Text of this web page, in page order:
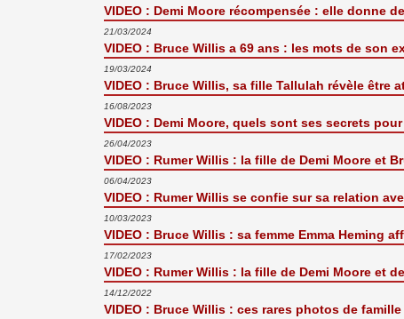
VIDEO : Demi Moore récompensée : elle donne
21/03/2024
VIDEO : Bruce Willis a 69 ans : les mots de son
19/03/2024
VIDEO : Bruce Willis, sa fille Tallulah révèle être
16/08/2023
VIDEO : Demi Moore, quels sont ses secrets
26/04/2023
VIDEO : Rumer Willis : la fille de Demi Moore et
06/04/2023
VIDEO : Rumer Willis se confie sur sa relation
10/03/2023
VIDEO : Bruce Willis : sa femme Emma Heming
17/02/2023
VIDEO : Rumer Willis : la fille de Demi Moore et
14/12/2022
VIDEO : Bruce Willis : ces rares photos de